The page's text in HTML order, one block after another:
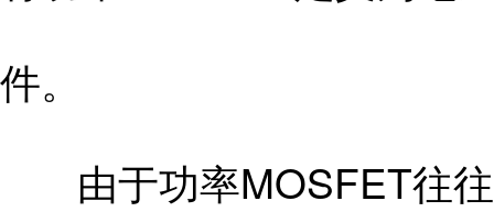
件。
由于功率MOSFET往往